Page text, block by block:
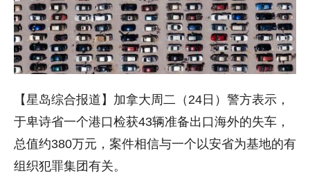
【星岛综合报道】加拿大周二（24日）警方表示，
于卑诗省一个港口检获43辆准备出口海外的失车，
总值约380万元，案件相信与一个以安省为基地的有
组织犯罪集团有关。